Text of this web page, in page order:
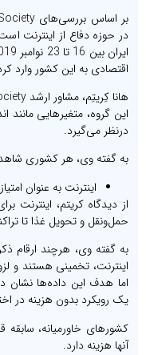
در حوزه دفاع از اینترنت
اقتصادی به این کشور وارد
این گروه، متغیرهایی مانند
درنظر می‌گیرد.
به گفته وی، هر کشوری
اینترنت به عنوان
از دیدگاه کریتم،
حمل‌ونقل و تحویل غذا تا
به گفته وی، هرچند ارقام
اینترنت، تخمینی هستند و
اما هدف‌ این داده‌ها نشان
یک رویکرد بدون هزینه در
کشورهای خاورمیانه، سابقه
آنها هزینه دارد.